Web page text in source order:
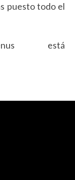
puesto todo el
está